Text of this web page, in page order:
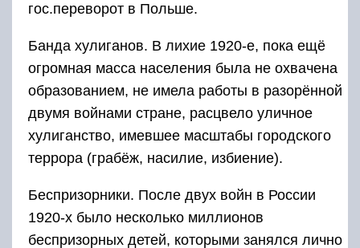
гос.переворот в Польше.
Банда хулиганов. В лихие 1920-е, пока ещё
огромная масса населения была не охвачена
образованием, не имела работы в разорённой
двумя войнами стране, расцвело уличное
хулиганство, имевшее масштабы городского
террора (грабёж, насилие, избиение).
Беспризорники. После двух войн в России
1920-х было несколько миллионов
беспризорных детей, которыми занялся лично